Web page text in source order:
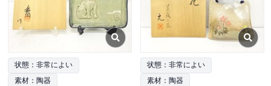
状態：非常によい
素材：陶器
状態：非常によい
素材：陶器